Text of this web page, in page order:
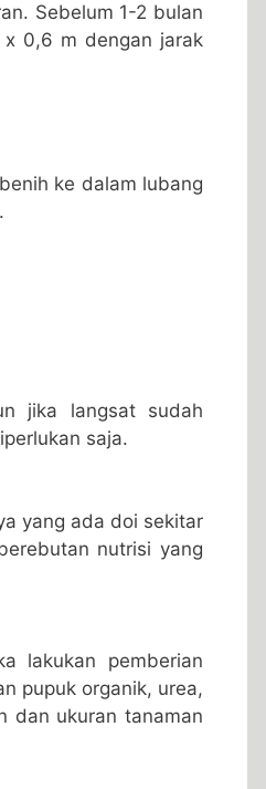
Sebelum 1-2 bulan
0,6 m dengan jarak
ke dalam lubang
jika langsat sudah
saja.
yang ada doi sekitar
nutrisi yang
lakukan pemberian
pupuk organik, urea,
dan ukuran tanaman